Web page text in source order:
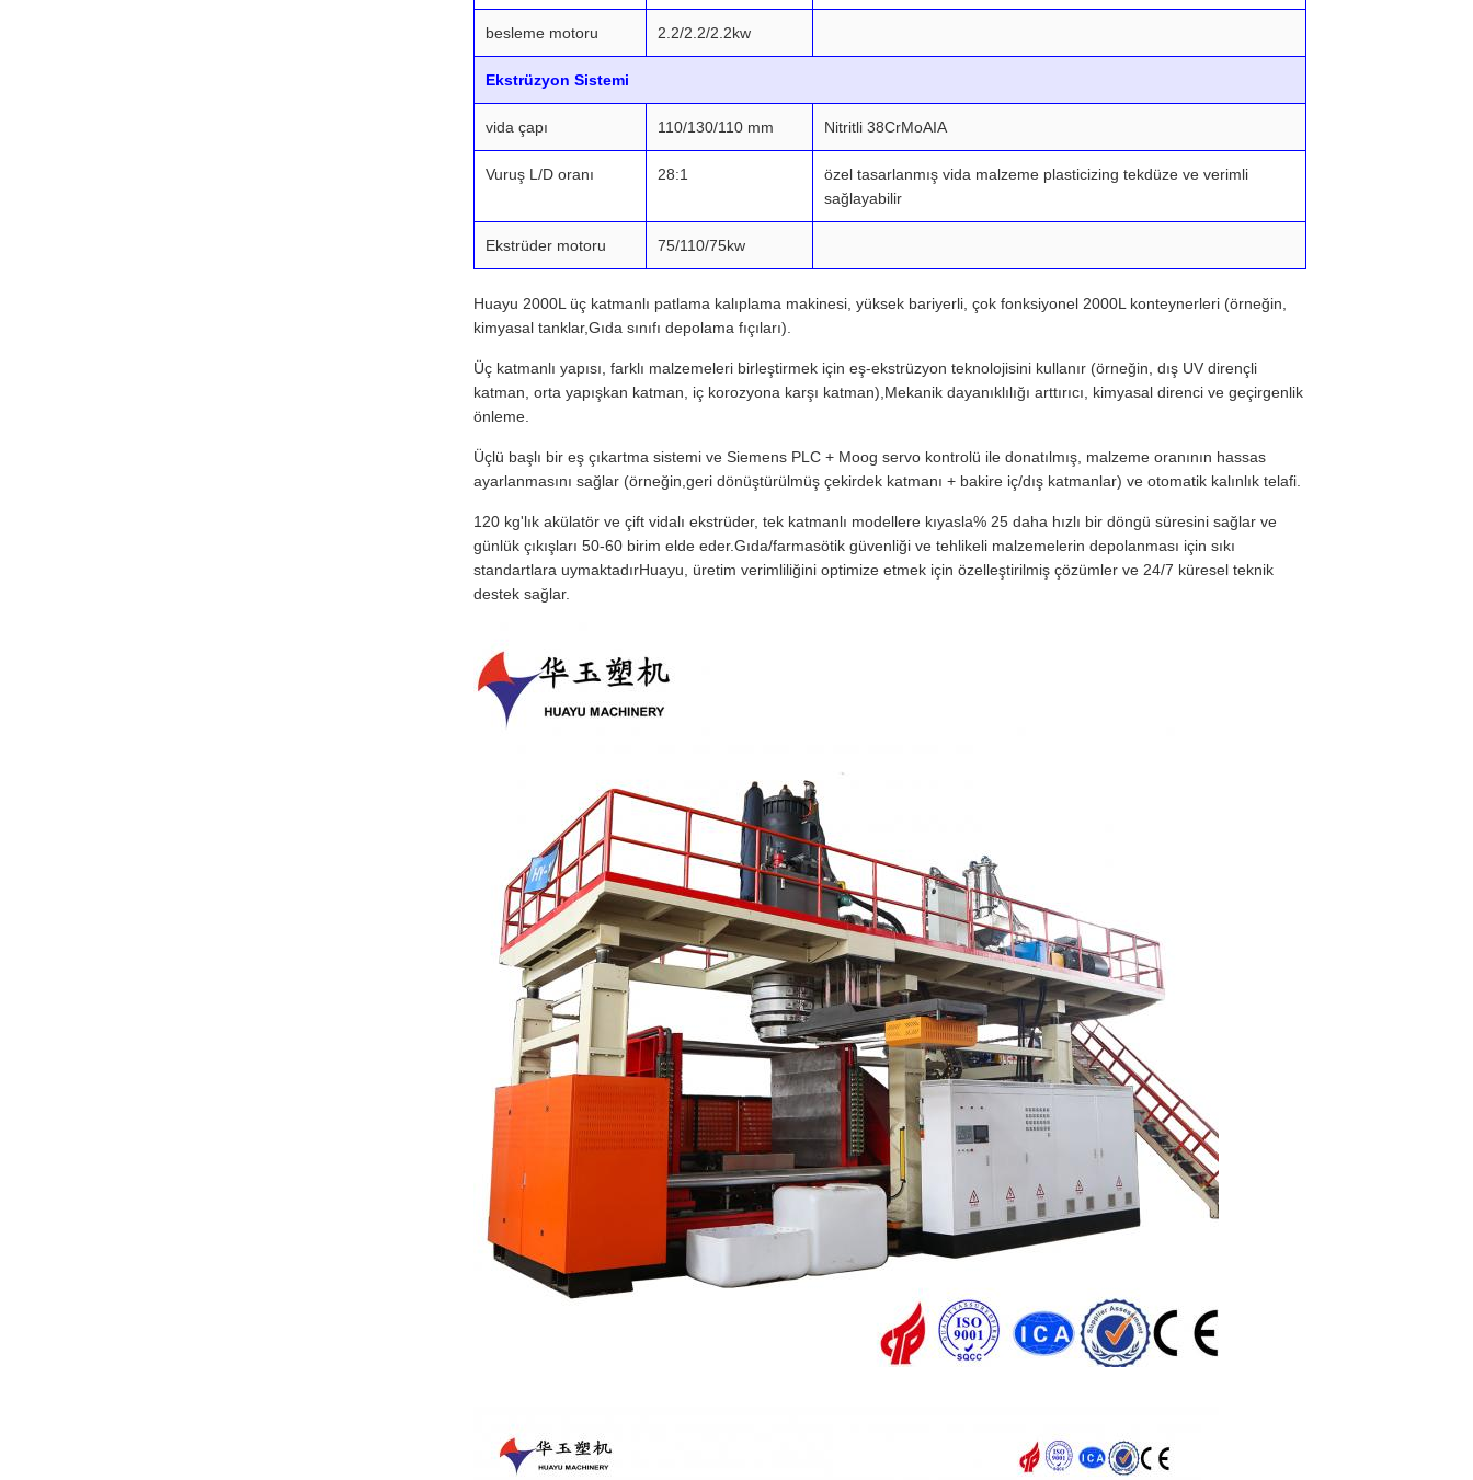
besleme motoru 2.2/2.2/2.2kw
Ekstrüzyon Sistemi
vida çapı 110/130/110 mm Nitritli 38CrMoAIA
Vuruş L/D oranı 28:1
özel tasarlanmış vida malzeme plasticizing tekdüze ve verimli
sağlayabilir
Ekstrüder motoru 75/110/75kw
Huayu 2000L üç katmanlı patlama kalıplama makinesi, yüksek bariyerli, çok fonksiyonel 2000L konteynerleri (örneğin,
kimyasal tanklar,Gıda sınıfı depolama fıçıları).
Üç katmanlı yapısı, farklı malzemeleri birleştirmek için eş-ekstrüzyon teknolojisini kullanır (örneğin, dış UV dirençli
katman, orta yapışkan katman, iç korozyona karşı katman),Mekanik dayanıklılığı arttırıcı, kimyasal direnci ve geçirgenlik
önleme.
Üçlü başlı bir eş çıkartma sistemi ve Siemens PLC + Moog servo kontrolü ile donatılmış, malzeme oranının hassas
ayarlanmasını sağlar (örneğin,geri dönüştürülmüş çekirdek katmanı + bakire iç/dış katmanlar) ve otomatik kalınlık telafi.
120 kg'lık akülatör ve çift vidalı ekstrüder, tek katmanlı modellere kıyasla% 25 daha hızlı bir döngü süresini sağlar ve
günlük çıkışları 50-60 birim elde eder.Gıda/farmasötik güvenliği ve tehlikeli malzemelerin depolanması için sıkı
standartlara uymaktadırHuayu, üretim verimliliğini optimize etmek için özelleştirilmiş çözümler ve 24/7 küresel teknik
destek sağlar.